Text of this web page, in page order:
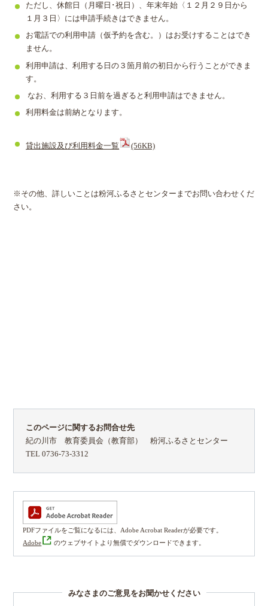
ただし、休館日（月曜日･祝日）、年末年始〈１２月２９日から
１月３日〉には申請手続きはできません。
お電話での利用申請（仮予約を含む。）はお受けすることはでき
ません。
利用申請は、利用する日の３箇月前の初日から行うことができま
す。
なお、利用する３日前を過ぎると利用申請はできません。
利用料金は前納となります。
貸出施設及び利用料金一覧 (56KB)
※その他、詳しいことは粉河ふるさとセンターまでお問い合わせくだ
さい。
このページに関するお問合せ先
紀の川市 教育委員会（教育部） 粉河ふるさとセンター
TEL 0736-73-3312
PDFファイルをご覧になるには、Adobe Acrobat Readerが必要です。
Adobe
のウェブサイトより無償でダウンロードできます。
みなさまのご意見をお聞かせください